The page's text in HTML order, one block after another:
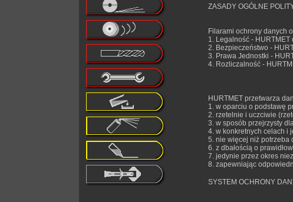
ZASADY OGÓLNE
Filarami ochrony danych
1. Legalność -
2. Bezpieczeństwo -
3. Prawa Jednostki -
4. Rozliczalność -
HURTMET przetwarza
1. w oparciu o podstawę
2. rzetelnie i uczciwie
3. w sposób przejrzysty
4. w konkretnych celach i
5. nie więcej niż potrzeba
6. z dbałością o
7. jedynie przez okres
8. zapewniając
SYSTEM OCHRONY